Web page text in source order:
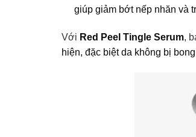
giúp giảm bớt nếp nhăn và
Với Red Peel Tingle Serum,
hiện, đặc biệt da không bị